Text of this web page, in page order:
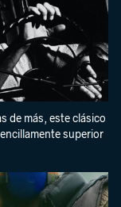
de más, este clásico
superior